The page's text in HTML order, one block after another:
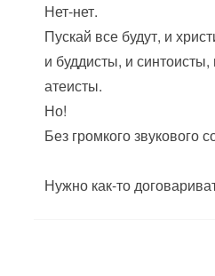
Нет-нет.
Пускай все будут, и
и буддисты, и
атеисты.
Но!
Без громкого звукового
Нужно как-то